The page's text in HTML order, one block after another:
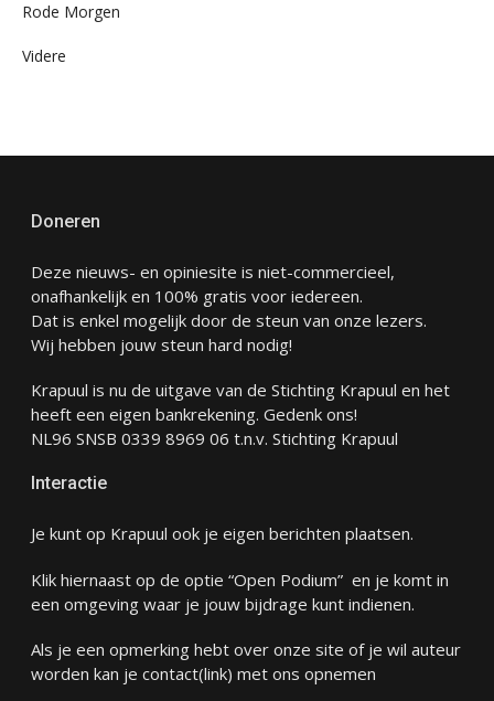
Rode Morgen
Videre
Doneren
Deze nieuws- en opiniesite is niet-commercieel,
onafhankelijk en 100% gratis voor iedereen.
Dat is enkel mogelijk door de steun van onze lezers.
Wij hebben jouw steun hard nodig!
Krapuul is nu de uitgave van de Stichting Krapuul en het
heeft een eigen bankrekening. Gedenk ons!
NL96 SNSB 0339 8969 06 t.n.v. Stichting Krapuul
Interactie
Je kunt op Krapuul ook je eigen berichten plaatsen.
Klik hiernaast op de optie “Open Podium” en je komt in
een omgeving waar je jouw bijdrage kunt indienen.
Als je een opmerking hebt over onze site of je wil auteur
worden kan je contact(link) met ons opnemen